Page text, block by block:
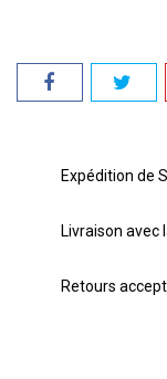
Expédition de
Livraison avec
Retours